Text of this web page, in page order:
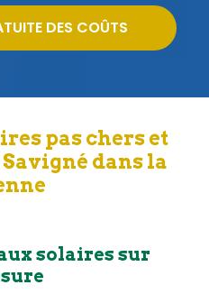
DES COÛTS
pas chers et
dans la
solaires sur